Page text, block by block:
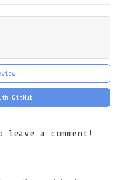
GitHub
a comment!